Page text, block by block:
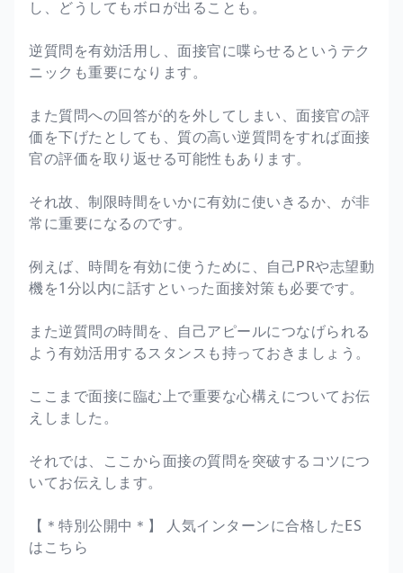
し、どうしてもボロが出ることも。
逆質問を有効活用し、面接官に喋らせるというテク
ニックも重要になります。
また質問への回答が的を外してしまい、面接官の評
価を下げたとしても、質の高い逆質問をすれば面接
官の評価を取り返せる可能性もあります。
それ故、制限時間をいかに有効に使いきるか、が非
常に重要になるのです。
例えば、時間を有効に使うために、自己PRや志望動
機を1分以内に話すといった面接対策も必要です。
また逆質問の時間を、自己アピールにつなげられる
よう有効活用するスタンスも持っておきましょう。
ここまで面接に臨む上で重要な心構えについてお伝
えしました。
それでは、ここから面接の質問を突破するコツにつ
いてお伝えします。
【＊特別公開中＊】 人気インターンに合格したES
はこちら